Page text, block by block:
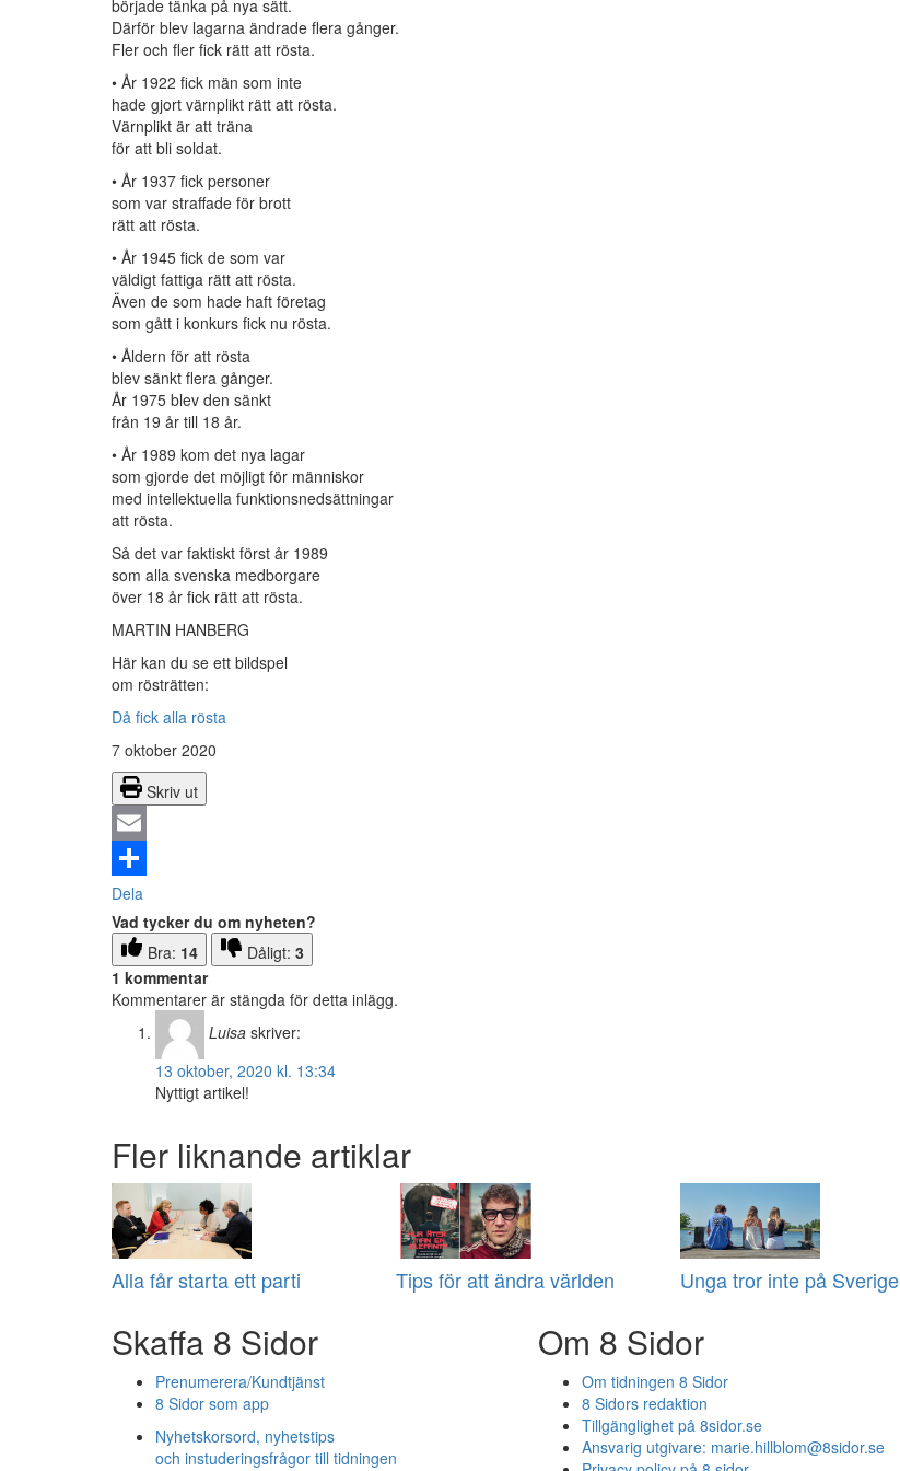
började tänka på nya sätt.
Därför blev lagarna ändrade flera gånger.
Fler och fler fick rätt att rösta.
• År 1922 fick män som inte
hade gjort värnplikt rätt att rösta.
Värnplikt är att träna
för att bli soldat.
• År 1937 fick personer
som var straffade för brott
rätt att rösta.
• År 1945 fick de som var
väldigt fattiga rätt att rösta.
Även de som hade haft företag
som gått i konkurs fick nu rösta.
• Åldern för att rösta
blev sänkt flera gånger.
År 1975 blev den sänkt
från 19 år till 18 år.
• År 1989 kom det nya lagar
som gjorde det möjligt för människor
med intellektuella funktionsnedsättningar
att rösta.
Så det var faktiskt först år 1989
som alla svenska medborgare
över 18 år fick rätt att rösta.
MARTIN HANBERG
Här kan du se ett bildspel
om rösträtten:
Då fick alla rösta
7 oktober 2020
Skriv ut
Email
Dela
Vad tycker du om nyheten?
Bra: 14 Dåligt: 3
1 kommentar
Kommentarer är stängda för detta inlägg.
Luisa skriver:
13 oktober, 2020 kl. 13:34
Nyttigt artikel!
Fler liknande artiklar
Alla får starta ett parti Tips för att ändra världen Unga tror inte på Sverige
Skaffa 8 Sidor
Prenumerera/Kundtjänst
8 Sidor som app
Nyhetskorsord, nyhetstips
och instuderingsfrågor till tidningen
Om 8 Sidor
Om tidningen 8 Sidor
8 Sidors redaktion
Tillgänglighet på 8sidor.se
Ansvarig utgivare: marie.hillblom@8sidor.se